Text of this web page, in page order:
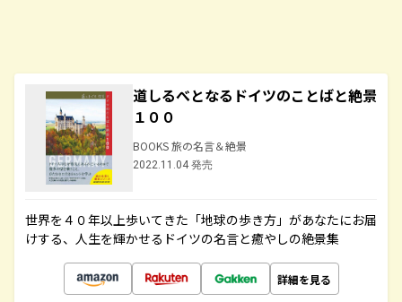
道しるべとなるドイツのことばと絶景
１００
BOOKS 旅の名言＆絶景
2022.11.04 発売
世界を４０年以上歩いてきた「地球の歩き方」があなたにお届
けする、人生を輝かせるドイツの名言と癒やしの絶景集
詳細を見る